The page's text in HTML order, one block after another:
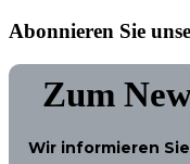
Abonnieren Sie
Zum
Wir informieren Sie